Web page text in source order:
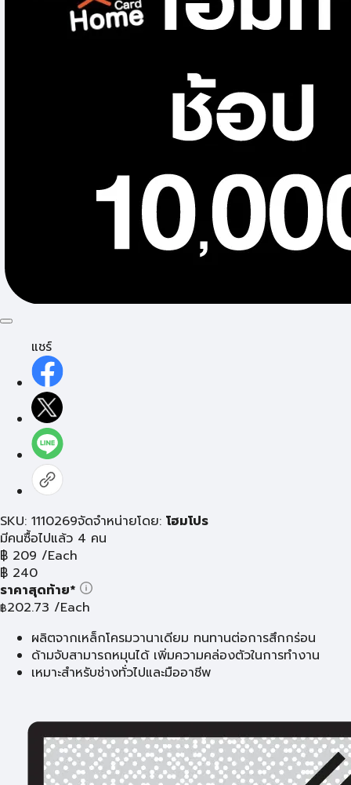
แชร์
SKU: 1110269จัดจำหน่ายโดย: โฮมโปร
มีคนซื้อไปแล้ว 4 คน
฿ 209 /Each
฿ 240
ราคาสุดท้าย*
฿202.73 /Each
ผลิตจากเหล็กโครมวานาเดียม ทนทานต่อการสึกกร่อน
ด้ามจับสามารถหมุนได้ เพิ่มความคล่องตัวในการทำงาน
เหมาะสำหรับช่างทั่วไปและมืออาชีพ